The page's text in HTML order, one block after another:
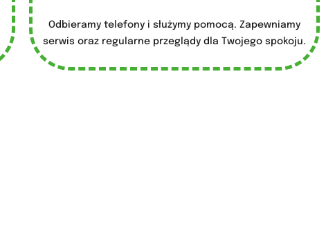
Odbieramy telefony i służymy pomocą. Zapewniamy
serwis oraz regularne przeglądy dla Twojego spokoju.